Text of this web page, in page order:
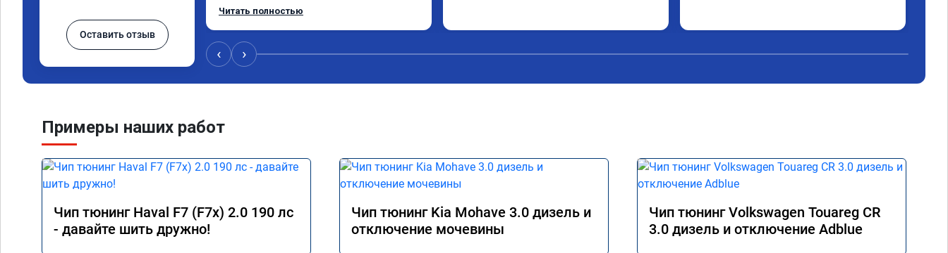
Оставить отзыв
пошли навстречу, оперативно приняли и
Читать полностью
‹ ›
Примеры наших работ
Чип тюнинг Haval F7 (F7x) 2.0 190 лс
- давайте шить дружно!
Чип тюнинг Kia Mohave 3.0 дизель и
отключение мочевины
Чип тюнинг Volkswagen Touareg CR
3.0 дизель и отключение Adblue